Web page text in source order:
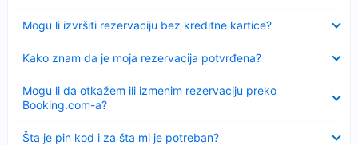
Mogu li izvršiti rezervaciju bez kreditne kartice?
Kako znam da je moja rezervacija potvrđena?
Mogu li da otkažem ili izmenim rezervaciju preko
Booking.com-a?
Šta je pin kod i za šta mi je potreban?
Sažeto